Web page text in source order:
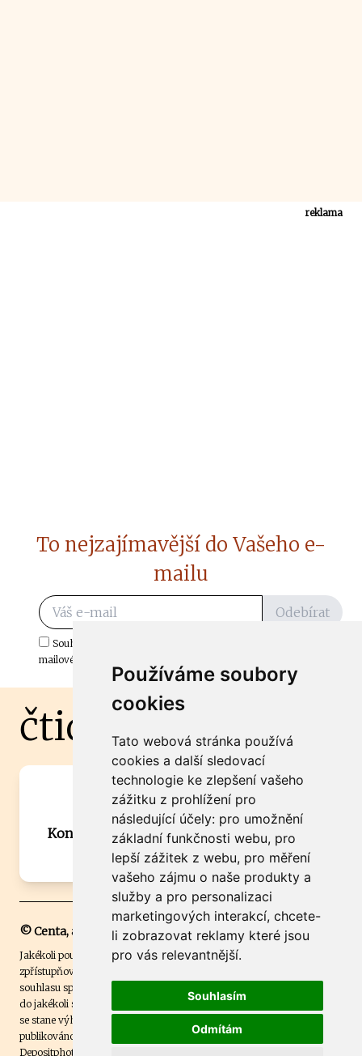
Používáme soubory
cookies
Tato webová stránka používá
cookies a další sledovací
technologie ke zlepšení vašeho
zážitku z prohlížení pro
následující účely: pro umožnění
základní funkčnosti webu, pro
lepší zážitek z webu, pro měření
vašeho zájmu o naše produkty a
služby a pro personalizaci
marketingových interakcí, chcete-
li zobrazovat reklamy které jsou
pro vás relevantnější.
Souhlasím
Odmítám
reklama
To nejzajímavější do Vašeho e-
mailu
Odebírat
Souhlasím s odběrem důležitých zpráv ze ČtiDoma.cz do mé e-
mailové schránky.
čtidoma.cz
Máte zajímavou informaci? Chcete
spolupracovat?
Kontaktujte šéfredaktora Martina Chalupu:
chalupa@ctidoma.cz
© Centa, a.s.
Jakékoli použití obsahu včetně převzetí, šíření či dalšího užití a
zpřístupňování textových či obrazových materiálů bez písemného
souhlasu společnosti Centa,a.s. je zakázáno. Čtenář svým přihlášením
do jakékoli soutěže na našem webu dává souhlas s tím, že v případě, že
se stane výhercem této soutěže, může být jeho jméno na webu
publikováno. Centa, a.s. využívala licenci ČTK a využívá fotografie z
Depositphotos